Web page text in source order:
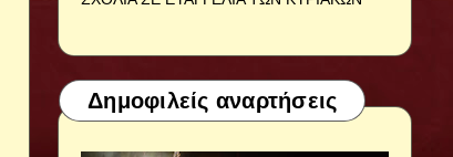
Δημοφιλείς αναρτήσεις